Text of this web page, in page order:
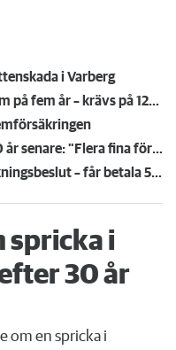
i Varberg
Anmälde inte vattenskadat badrum på fem år – krävs på 125 000 kronor
Kompisdealen blev verklighet – 40 år senare: "Flera fina fördelar med att dela bostad"
Kvinna kapade lägenhet efter vräkningsbeslut – får betala 50 000
spricka i
30 år
om en spricka i